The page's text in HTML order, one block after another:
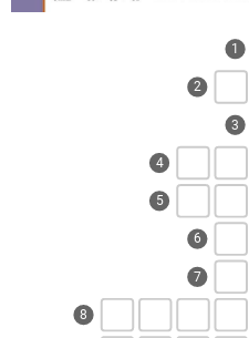
1
2
3
4
5
6
7
8